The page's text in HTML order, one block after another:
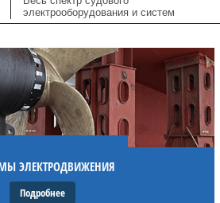
электрооборудования и систем
ЭЛЕКТРОДВИЖЕНИЯ
Подробнее